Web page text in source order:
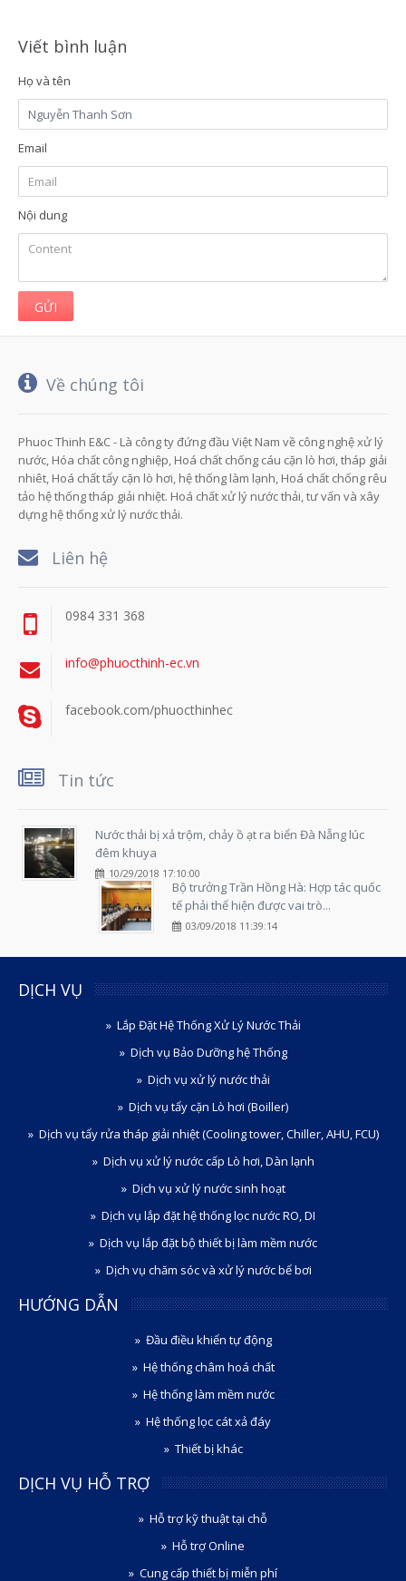
Viết bình luận
Họ và tên
Email
Nội dung
GỬI
Về chúng tôi
Phuoc Thinh E&C - Là công ty đứng đầu Việt Nam về công nghệ xử lý
nước, Hóa chất công nghiệp, Hoá chất chống cáu cặn lò hơi, tháp giải
nhiêt, Hoá chất tẩy cặn lò hơi, hệ thống làm lạnh, Hoá chất chống rêu
tảo hệ thống tháp giải nhiệt. Hoá chất xử lý nước thải, tư vấn và xây
dựng hệ thống xử lý nước thải.
Liên hệ
0984 331 368
info@phuocthinh-ec.vn
facebook.com/phuocthinhec
Tin tức
Nước thải bị xả trộm, chảy ồ ạt ra biển Đà Nẵng lúc
đêm khuya
10/29/2018 17:10:00
Bộ trưởng Trần Hồng Hà: Hợp tác quốc
tế phải thể hiện được vai trò...
03/09/2018 11:39:14
DỊCH VỤ
Lắp Đặt Hệ Thống Xử Lý Nước Thải
Dịch vụ Bảo Dưỡng hệ Thống
Dịch vụ xử lý nước thải
Dịch vụ tẩy cặn Lò hơi (Boiller)
Dịch vụ tẩy rửa tháp giải nhiệt (Cooling tower, Chiller, AHU, FCU)
Dịch vụ xử lý nước cấp Lò hơi, Dàn lạnh
Dịch vụ xử lý nước sinh hoạt
Dịch vụ lắp đặt hệ thống lọc nước RO, DI
Dịch vụ lắp đặt bộ thiết bị làm mềm nước
Dịch vụ chăm sóc và xử lý nước bể bơi
HƯỚNG DẪN
Đầu điều khiển tự động
Hệ thống châm hoá chất
Hệ thống làm mềm nước
Hệ thống lọc cát xả đáy
Thiết bị khác
DỊCH VỤ HỖ TRỢ
Hỗ trợ kỹ thuật tại chỗ
Hỗ trợ Online
Cung cấp thiết bị miễn phí